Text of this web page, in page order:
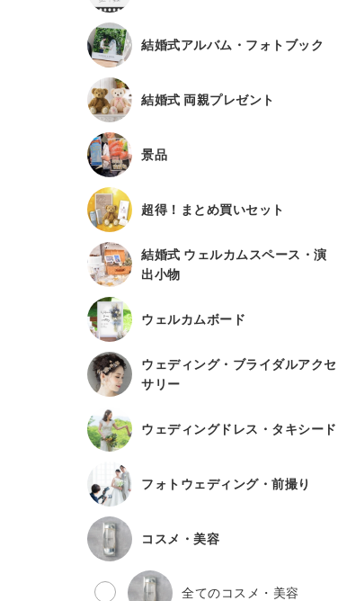
結婚式アルバム・フォトブック
結婚式 両親プレゼント
景品
超得！まとめ買いセット
結婚式 ウェルカムスペース・演
出小物
ウェルカムボード
ウェディング・ブライダルアクセ
サリー
ウェディングドレス・タキシード
フォトウェディング・前撮り
コスメ・美容
全てのコスメ・美容